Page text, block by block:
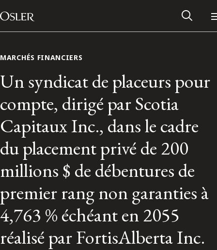
Passer au contenu
Main Navigation
Réseau des anciens d’Osler
Contactez-nous
ENGLISH
MARCHÉS FINANCIERS
Un syndicat de placeurs pour
compte, dirigé par Scotia
Capitaux Inc., dans le cadre
du placement privé de 200
millions $ de débentures de
premier rang non garanties à
4,763 % échéant en 2055
réalisé par FortisAlberta Inc.